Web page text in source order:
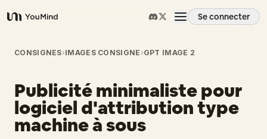
YouMind
Se connecter
Aperçu
Cas d'usage
Compétences
CONSIGNES›IMAGES CONSIGNE ›GPT IMAGE 2
Publicité minimaliste pour
logiciel d'attribution type
machine à sous